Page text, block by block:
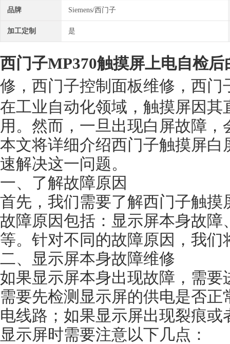
品牌 Siemens/西门子
加工定制 是
西门子MP370触摸屏上电自检后
修，西门子控制面板维修，西门
在工业自动化领域，触摸屏因
用。然而，一旦出现白屏故障
本文将详细介绍西门子触摸屏
速解决这一问题。
一、了解故障原因
首先，我们需要了解西门子触
故障原因包括：显示屏本身故
等。针对不同的故障原因，我
二、显示屏本身故障维修
如果显示屏本身出现故障，需
需要先检测显示屏的供电是否
电线路；如果显示屏出现裂痕
显示屏时需要注意以下几点：